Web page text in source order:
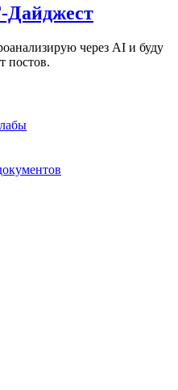
через AI и буду
постов.